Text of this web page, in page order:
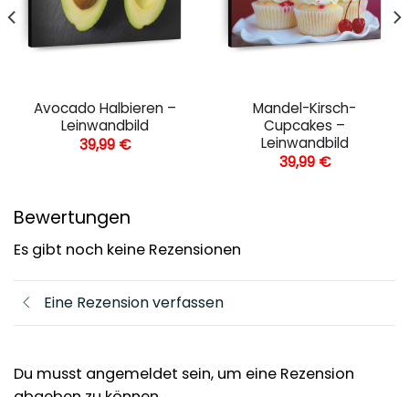
Avocado Halbieren –
Leinwandbild
39,99 €
Mandel-Kirsch-
Cupcakes –
Leinwandbild
39,99 €
Bewertungen
Es gibt noch keine Rezensionen
Eine Rezension verfassen
Du musst angemeldet sein, um eine Rezension